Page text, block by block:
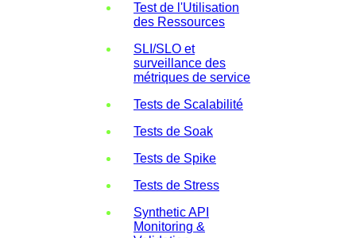
Test de l'Utilisation
des Ressources
SLI/SLO et
surveillance des
métriques de service
Tests de Scalabilité
Tests de Soak
Tests de Spike
Tests de Stress
Synthetic API
Monitoring &